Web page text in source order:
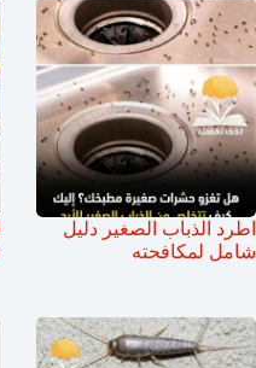
اطرد الذباب الصغير دليل
شامل لمكافحته